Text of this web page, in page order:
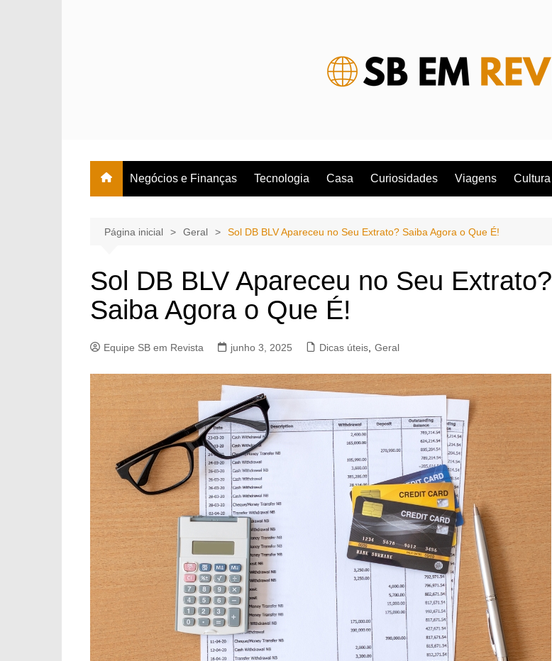
Negócios e Finanças Tecnologia Casa Curiosidades Viagens Cultura
Página inicial Geral Sol DB BLV Apareceu no Seu Extrato? Saiba Agora o Que É!
Sol DB BLV Apareceu no Seu Extrato?
Saiba Agora o Que É!
Equipe SB em Revista junho 3, 2025 Dicas úteis Geral